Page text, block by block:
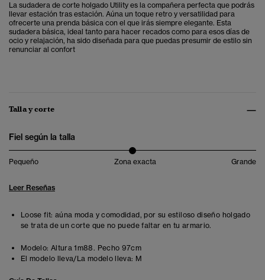
La sudadera de corte holgado Utility es la compañera perfecta que podrás
llevar estación tras estación. Aúna un toque retro y versatilidad para
ofrecerte una prenda básica con el que irás siempre elegante. Esta
sudadera básica, ideal tanto para hacer recados como para esos días de
ocio y relajación, ha sido diseñada para que puedas presumir de estilo sin
renunciar al confort
Talla y corte
Fiel según la talla
Pequeño Zona exacta Grande
Leer Reseñas
Loose fit: aúna moda y comodidad, por su estiloso diseño holgado
se trata de un corte que no puede faltar en tu armario.
Modelo: Altura 1m88. Pecho 97cm
El modelo lleva/La modelo lleva: M